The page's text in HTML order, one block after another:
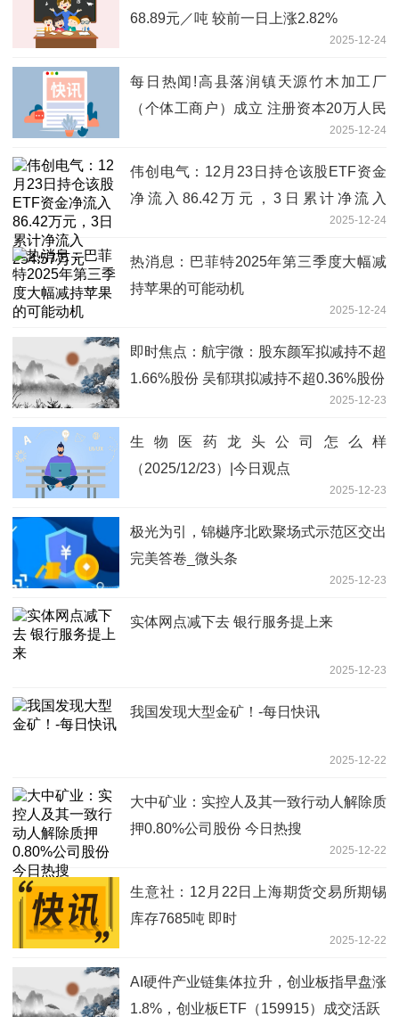
68.89元／吨 较前一日上涨2.82%
2025-12-24
每日热闻!高县落润镇天源竹木加工厂
（个体工商户）成立 注册资本20万人民
2025-12-24
伟创电气：12月23日持仓该股ETF资金
净流入86.42万元，3日累计净流入
2025-12-24
热消息：巴菲特2025年第三季度大幅减
持苹果的可能动机
2025-12-24
即时焦点：航宇微：股东颜军拟减持不超
1.66%股份 吴郁琪拟减持不超0.36%股份
2025-12-23
生物医药龙头公司怎么样
（2025/12/23）|今日观点
2025-12-23
极光为引，锦樾序北欧聚场式示范区交出
完美答卷_微头条
2025-12-23
实体网点减下去 银行服务提上来
2025-12-23
我国发现大型金矿！-每日快讯
2025-12-22
大中矿业：实控人及其一致行动人解除质
押0.80%公司股份 今日热搜
2025-12-22
生意社：12月22日上海期货交易所期锡
库存7685吨 即时
2025-12-22
AI硬件产业链集体拉升，创业板指早盘涨
1.8%，创业板ETF（159915）成交活跃